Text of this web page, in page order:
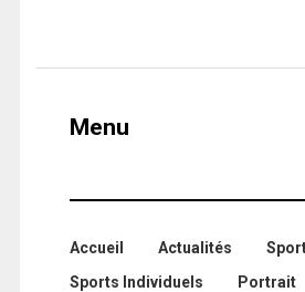
Menu
Accueil Actualités
Sports Individuels
Portrait